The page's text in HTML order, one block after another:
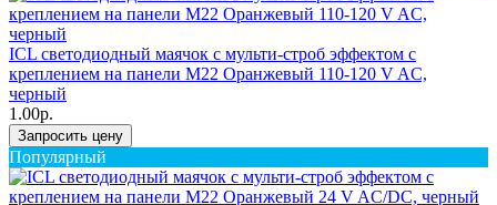
ICL светодиодный маячок с мульти-строб эффектом с
креплением на панели M22 Оранжевый 110-120 V AC,
черный
1.00р.
Запросить цену
Популярный